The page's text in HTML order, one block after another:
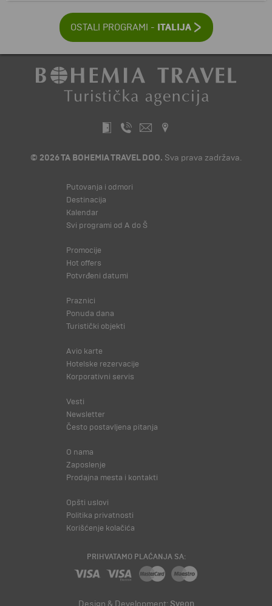
OSTALI PROGRAMI - ITALIJA
© 2026 TA BOHEMIA TRAVEL DOO. Sva prava zadržava.
Putovanja i odmori
Destinacija
Kalendar
Svi programi od A do Š
Promocije
Hot offers
Potvrđeni datumi
Praznici
Ponuda dana
Turistički objekti
Avio karte
Hotelske rezervacije
Korporativni servis
Vesti
Newsletter
Često postavljena pitanja
O nama
Zaposlenje
Prodajna mesta i kontakti
Opšti uslovi
Politika privatnosti
Korišćenje kolačića
PRIHVATAMO PLAĆANJA SA:
Design & Development: Sveon